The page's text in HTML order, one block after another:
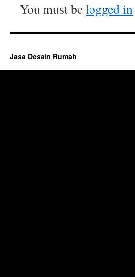
You must belogged in
Jasa Desain Rumah